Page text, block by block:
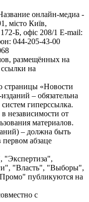
онлайн-медиа -
місто Київ,
Б, офіс 208/1 E-mail:
044-205-43-00
размещённых на
на
страницы «Новости
– обязательна
гиперссылка.
независимости от
материалов.
– должна быть
первом абзаце
"Экспертиза",
"Власть", "Выборы",
публикуются на
с